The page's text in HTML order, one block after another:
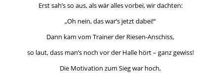
Erst sah’s so aus, als wär alles vorbei, wir dachten:
„Oh nein, das war’s jetzt dabei!“
Dann kam vom Trainer der Riesen-Anschiss,
so laut, dass man’s noch vor der Halle hört – ganz gewiss!
Die Motivation zum Sieg war hoch,